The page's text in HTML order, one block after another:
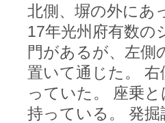
北側、塀の外にあ
17年光州府有数の
門があるが、左側
置いて通じた。
っていた。 座乗
持っている。 発